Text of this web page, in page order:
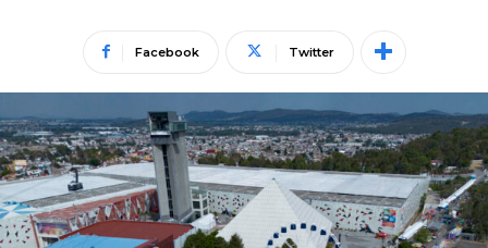
Facebook Twitter